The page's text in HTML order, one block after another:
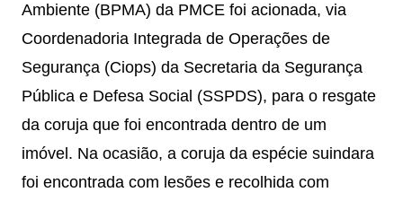
Ambiente (BPMA) da PMCE foi acionada, via
Coordenadoria Integrada de Operações de
Segurança (Ciops) da Secretaria da Segurança
Pública e Defesa Social (SSPDS), para o resgate
da coruja que foi encontrada dentro de um
imóvel. Na ocasião, a coruja da espécie suindara
foi encontrada com lesões e recolhida com